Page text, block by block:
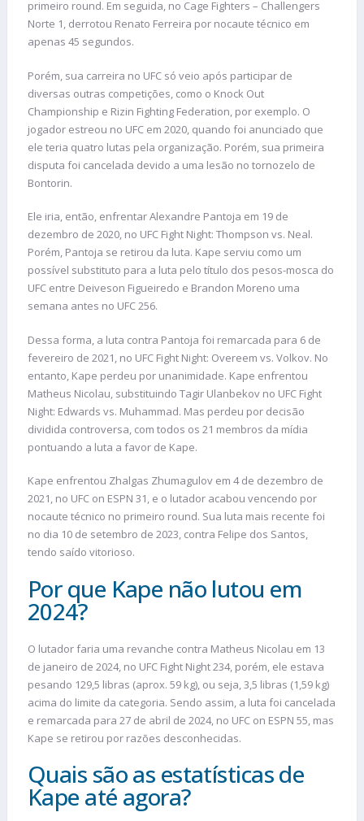
primeiro round. Em seguida, no Cage Fighters – Challengers
Norte 1, derrotou Renato Ferreira por nocaute técnico em
apenas 45 segundos.
Porém, sua carreira no UFC só veio após participar de
diversas outras competições, como o Knock Out
Championship e Rizin Fighting Federation, por exemplo. O
jogador estreou no UFC em 2020, quando foi anunciado que
ele teria quatro lutas pela organização. Porém, sua primeira
disputa foi cancelada devido a uma lesão no tornozelo de
Bontorin.
Ele iria, então, enfrentar Alexandre Pantoja em 19 de
dezembro de 2020, no UFC Fight Night: Thompson vs. Neal.
Porém, Pantoja se retirou da luta. Kape serviu como um
possível substituto para a luta pelo título dos pesos-mosca do
UFC entre Deiveson Figueiredo e Brandon Moreno uma
semana antes no UFC 256.
Dessa forma, a luta contra Pantoja foi remarcada para 6 de
fevereiro de 2021, no UFC Fight Night: Overeem vs. Volkov. No
entanto, Kape perdeu por unanimidade. Kape enfrentou
Matheus Nicolau, substituindo Tagir Ulanbekov no UFC Fight
Night: Edwards vs. Muhammad. Mas perdeu por decisão
dividida controversa, com todos os 21 membros da mídia
pontuando a luta a favor de Kape.
Kape enfrentou Zhalgas Zhumagulov em 4 de dezembro de
2021, no UFC on ESPN 31, e o lutador acabou vencendo por
nocaute técnico no primeiro round. Sua luta mais recente foi
no dia 10 de setembro de 2023, contra Felipe dos Santos,
tendo saído vitorioso.
Por que Kape não lutou em
2024?
O lutador faria uma revanche contra Matheus Nicolau em 13
de janeiro de 2024, no UFC Fight Night 234, porém, ele estava
pesando 129,5 libras (aprox. 59 kg), ou seja, 3,5 libras (1,59 kg)
acima do limite da categoria. Sendo assim, a luta foi cancelada
e remarcada para 27 de abril de 2024, no UFC on ESPN 55, mas
Kape se retirou por razões desconhecidas.
Quais são as estatísticas de
Kape até agora?